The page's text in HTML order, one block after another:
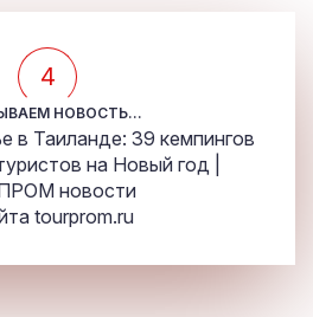
4
НОВОСТЬ...
в Таиланде: 39 кемпингов
на Новый год |
новости
tourprom.ru